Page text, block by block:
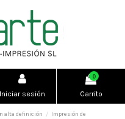
Iniciar sesión
0
Carrito
alta definición
Impresión de